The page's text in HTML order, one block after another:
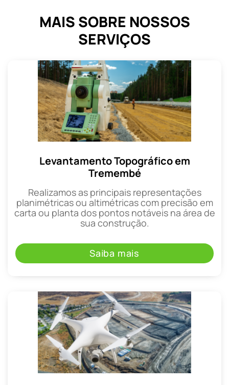
MAIS SOBRE NOSSOS
SERVIÇOS
Levantamento Topográfico em
Tremembé
Realizamos as principais representações
planimétricas ou altimétricas com precisão em
carta ou planta dos pontos notáveis na área de
sua construção.
Saiba mais